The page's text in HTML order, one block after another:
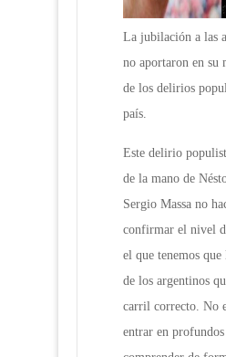
La jubilación a las
no aportaron en su
de los delirios
país.
Este delirio
de la mano de
Sergio Massa no
confirmar el nivel
el que tenemos
de los argentinos
carril correcto. No
entrar en